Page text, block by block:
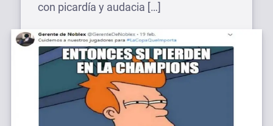
con picardía y audacia […]